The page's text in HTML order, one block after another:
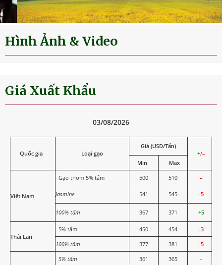
Trung Quốc 2025
Hình Ảnh & Video
Giá Xuất Khẩu
03/08/2026
Quốc gia Loại gạo
Giá (USD/Tấn)
+/–
Min
Max
Việt Nam
Gạo thơm 5% tấm 500 510 –
Jasmine 541 545 -5
100% tấm 367 371 +5
Thái Lan
5% tấm 450 454
-3
100% tấm
377 381 -5
5% tấm 361 365 –